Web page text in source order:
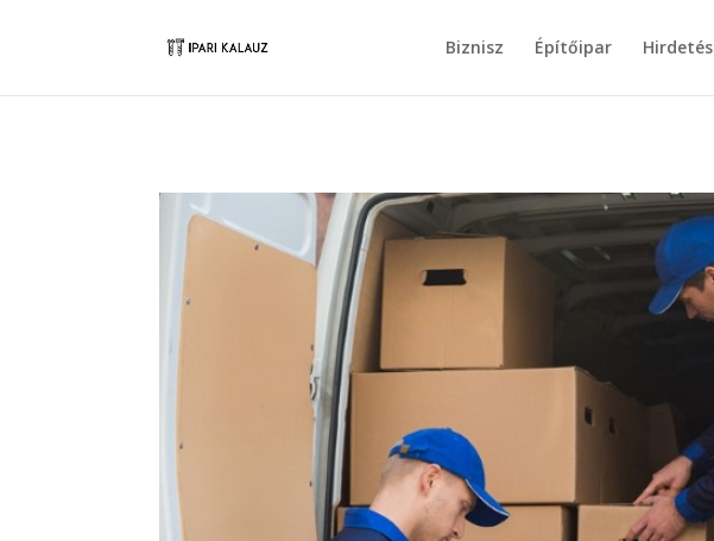
Biznisz Építőipar Hirdetés